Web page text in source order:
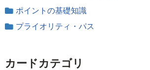
ポイントの基礎知識
プライオリティ・パス
カードカテゴリ